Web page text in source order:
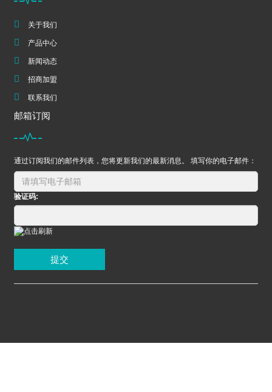
关于我们
产品中心
新闻动态
招商加盟
联系我们
邮箱订阅
通过订阅我们的邮件列表，您将更新我们的最新消息。 填写你的电子邮件：
验证码:
提交